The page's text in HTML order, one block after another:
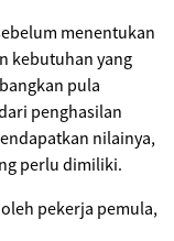
menentukan
kebutuhan yang
pula
penghasilan
nilainya,
perlu dimiliki.
pekerja pemula,